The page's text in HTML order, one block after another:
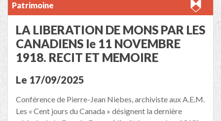
Patrimoine
LA LIBERATION DE MONS PAR LES
CANADIENS le 11 NOVEMBRE
1918. RECIT ET MEMOIRE
Le 17/09/2025
Conférence de Pierre-Jean Niebes, archiviste aux A.E.M.
Les « Cent jours du Canada » désignent la dernière